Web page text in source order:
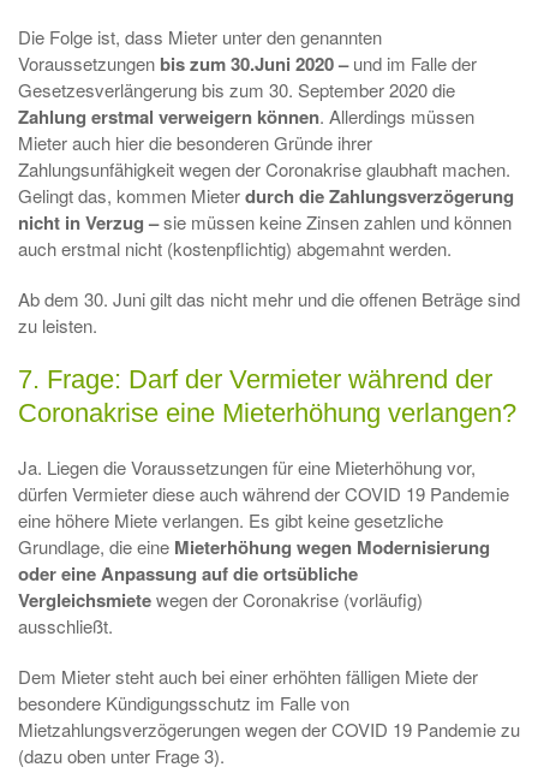
Die Folge ist, dass Mieter unter den genannten
Voraussetzungen bis zum 30.Juni 2020 –und im Falle der
Gesetzesverlängerung bis zum 30. September 2020 die
Zahlung erstmal verweigern können. Allerdings müssen
Mieter auch hier die besonderen Gründe ihrer
Zahlungsunfähigkeit wegen der Coronakrise glaubhaft machen.
Gelingt das, kommen Mieterdurch die Zahlungsverzögerung
nicht in Verzug –sie müssen keine Zinsen zahlen und können
auch erstmal nicht (kostenpflichtig) abgemahnt werden.
Ab dem 30. Juni gilt das nicht mehr und die offenen Beträge sind
zu leisten.
7. Frage: Darf der Vermieter während der
Coronakrise eine Mieterhöhung verlangen?
Ja. Liegen die Voraussetzungen für eine Mieterhöhung vor,
dürfen Vermieter diese auch während der COVID 19 Pandemie
eine höhere Miete verlangen. Es gibt keine gesetzliche
Grundlage, die eine Mieterhöhung wegen Modernisierung
oder eine Anpassung auf die ortsübliche
Vergleichsmietewegen der Coronakrise (vorläufig)
ausschließt.
Dem Mieter steht auch bei einer erhöhten fälligen Miete der
besondere Kündigungsschutz im Falle von
Mietzahlungsverzögerungen wegen der COVID 19 Pandemie zu
(dazu oben unter Frage 3).